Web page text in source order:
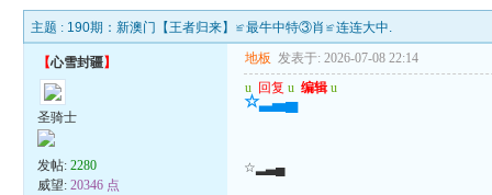
主题 : 190期：新澳门【王者归来】≌最牛中特③肖≌连连大中.
【心雪封疆】
圣骑士
发帖:2280
威望:20346 点
地板 发表于: 2026-07-08 22:14
u 回复 u 编辑 u
☆▂▃▄
☆▂▃▄